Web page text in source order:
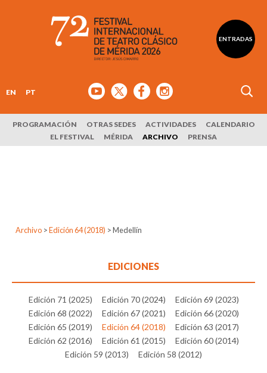
ENTRADAS
EN PT
PROGRAMACIÓN OTRAS SEDES ACTIVIDADES
CALENDARIO
EL FESTIVAL
MÉRIDA ARCHIVO PRENSA
Archivo > Edición 64 (2018) >Medellín
EDICIONES
Edición 71 (2025) Edición 70 (2024)
Edición 69 (2023)
Edición 68 (2022)
Edición 67 (2021)
Edición 66 (2020)
Edición 65 (2019)
Edición 64 (2018)
Edición 63 (2017)
Edición 62 (2016)
Edición 61 (2015)
Edición 60 (2014)
Edición 59 (2013)
Edición 58 (2012)